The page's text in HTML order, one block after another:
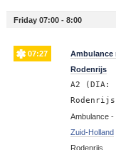
Friday 07:00 - 8:00
07:27
Ambulance
Rodenrijs
A2 (DIA:
Rodenrijs
Ambulance -
Zuid-Holland
Rodenrijs